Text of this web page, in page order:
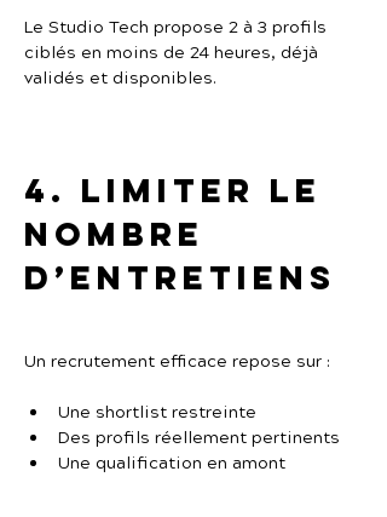
Le Studio Tech propose 2 à 3 profils
ciblés en moins de 24 heures, déjà
validés et disponibles.
4. Limiter le
nombre
d’entretiens
Un recrutement efficace repose sur :
Une shortlist restreinte
Des profils réellement pertinents
Une qualification en amont